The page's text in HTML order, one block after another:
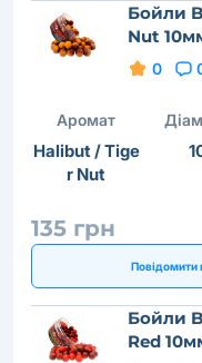
Бойли
Nut
0
Аромат
Halibut / Tige
r Nut
135 грн
Повідомити
Бойли
Red